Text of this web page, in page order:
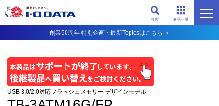
商品一覧
検索
創業50周年 特別企画・最新Topicsはこちら ＞
USB 3.0/2.0対応フラッシュメモリー デザインモデル